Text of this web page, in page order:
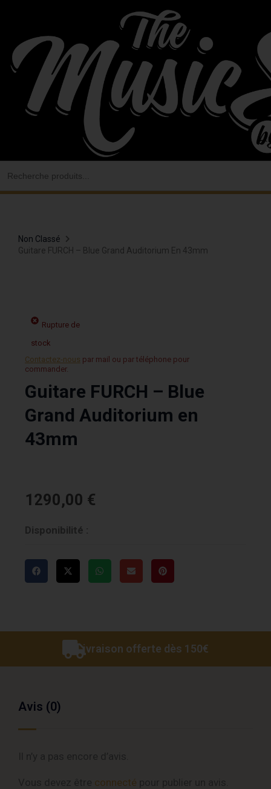
contenu
Non Classé
Guitare FURCH – Blue Grand Auditorium En 43mm
Rupture de
stock
Contactez-nous par mail ou par téléphone pour
commander.
Guitare FURCH – Blue
Grand Auditorium en
43mm
1290,00 €
Disponibilité :
Livraison offerte dès 150€
Avis (0)
connecté